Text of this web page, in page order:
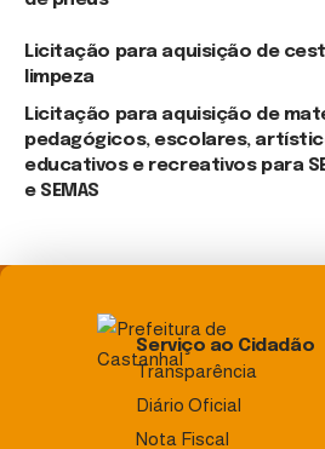
Licitação para aquisição de
limpeza
Licitação para aquisição de
pedagógicos, escolares,
educativos e recreativos para
e SEMAS
Serviço ao Cidadão
Transparência
Diário Oficial
Nota Fiscal